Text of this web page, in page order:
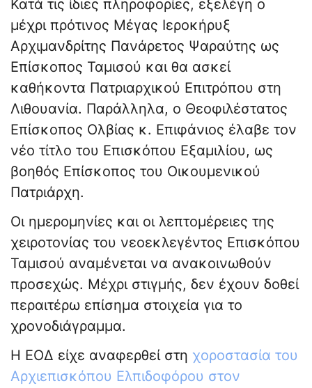
Κατά τις ίδιες πληροφορίες, εξελέγη ο
μέχρι πρότινος Μέγας Ιεροκήρυξ
Αρχιμανδρίτης Πανάρετος Ψαραύτης ως
Επίσκοπος Ταμισού και θα ασκεί
καθήκοντα Πατριαρχικού Επιτρόπου στη
Λιθουανία. Παράλληλα, ο Θεοφιλέστατος
Επίσκοπος Ολβίας κ. Επιφάνιος έλαβε τον
νέο τίτλο του Επισκόπου Εξαμιλίου, ως
βοηθός Επίσκοπος του Οικουμενικού
Πατριάρχη.
Οι ημερομηνίες και οι λεπτομέρειες της
χειροτονίας του νεοεκλεγέντος Επισκόπου
Ταμισού αναμένεται να ανακοινωθούν
προσεχώς. Μέχρι στιγμής, δεν έχουν δοθεί
περαιτέρω επίσημα στοιχεία για το
χρονοδιάγραμμα.
Η ΕΟΔ είχε αναφερθεί στη χοροστασία του
Αρχιεπισκόπου Ελπιδοφόρου στον